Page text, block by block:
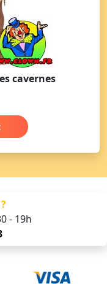
cavernes
- 19h